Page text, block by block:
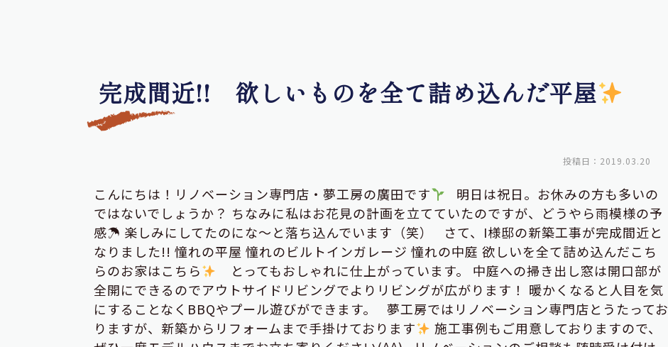
完成間近!! 欲しいものを全て詰め込んだ平屋
投稿日：2019.03.20
こんにちは！リノベーション専門店・夢工房の廣田です
明日は祝日。お休みの方も多いの
ではないでしょうか？ ちなみに私はお花見の計画を立てていたのですが、どうやら雨模様の予
感☂ 楽しみにしてたのにな～と落ち込んでいます（笑） さて、I様邸の新築工事が完成間近と
なりました!! 憧れの平屋 憧れのビルトインガレージ 憧れの中庭 欲しいを全て詰め込んだこち
らのお家はこちら
とってもおしゃれに仕上がっています。 中庭への掃き出し窓は開口部が
全開にできるのでアウトサイドリビングでよりリビングが広がります！ 暖かくなると人目を気
にすることなくBBQやプール遊びができます。 夢工房ではリノベーション専門店とうたってお
りますが、新築からリフォームまで手掛けております
施工事例もご用意しておりますので、